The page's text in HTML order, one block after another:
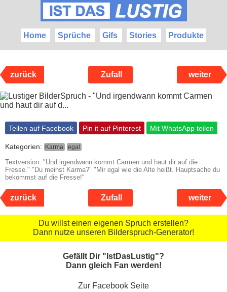
Home Sprüche Gifs Stories Produkte
zurück Zufall weiter
Teilen auf Facebook Pin it auf Pinterest Mit WhatsApp teilen
Kategorien: Karma egal
Textversion: "Und irgendwann kommt Carmen und haut dir auf die
Fresse." "Du meinst Karma?" "Mir egal wie die Alte heißt. Hauptsache du
bekommst auf die Fresse!"
zurück Zufall weiter
Du willst einen eigenen Spruch erstellen?
Dann nutze unseren Bilderspruch-Generator!
Gefällt Dir "IstDasLustig"?
Dann gleich Fan werden!
Zur Facebook Seite